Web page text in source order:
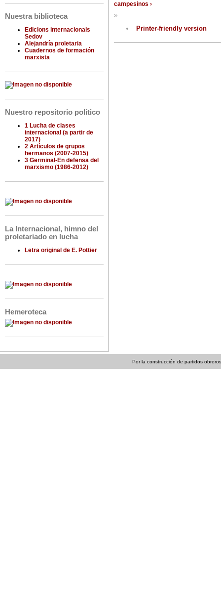
Nuestra biblioteca
Edicions internacionals
Sedov
Alejandría proletaria
Cuadernos de formación
marxista
Nuestro repositorio político
1 Lucha de clases
internacional (a partir de
2017)
2 Artículos de grupos
hermanos (2007-2015)
3 Germinal-En defensa del
marxismo (1986-2012)
La Internacional, himno del
proletariado en lucha
Letra original de E. Pottier
Hemeroteca
campesinos ›
»
Printer-friendly version
Por la construcción de partidos